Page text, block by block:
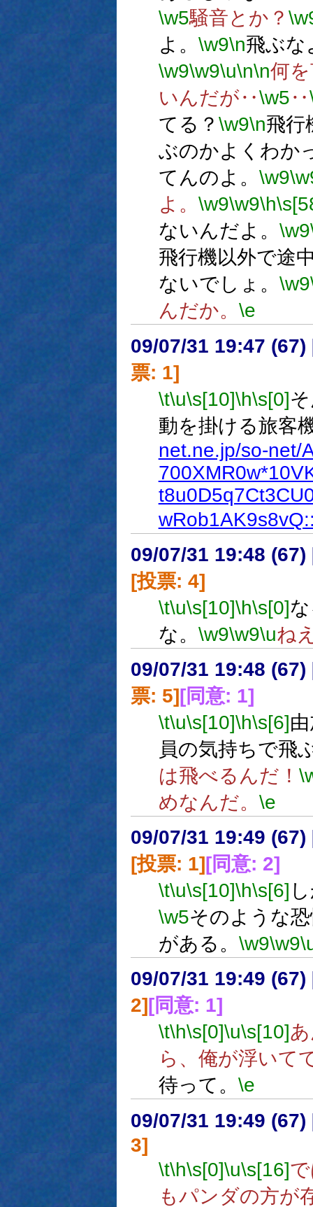
\w5騒音とか？
よ。 \w9\n飛ぶな
\w9\w9\u\n\n何
いんだが‥\w5‥
てる？ \w9\n飛行
ぶのかよくわか
てんのよ。 \w9
よ。 \w9\w9\h
ないんだよ。 \w9
飛行機以外で途
ないでしょ。 \w9
んだか。 \e
09/07/31 19:47 (67)
票: 1]
\t\u\s[10]\h\s[0]
動を掛ける旅客
net.ne.jp/so-net/
09/07/31 19:48 (67)
[投票: 4]
\t\u\s[10]\h\s[0]
な。 \w9\w9\uね
09/07/31 19:48 (67)
票: 5][同意: 1]
\t\u\s[10]\h\s[6]
員の気持ちで飛
は飛べるんだ！
めなんだ。 \e
09/07/31 19:49 (67)
[投票: 1][同意: 2]
\t\u\s[10]\h\s[6]
\w5そのような
がある。 \w9\w9
09/07/31 19:49 (67)
2] [同意: 1]
\t\h\s[0]\u\s[10]
ら、俺が浮いて
待って。 \e
09/07/31 19:49 (67)
3]
\t\h\s[0]\u\s[16]
もパンダの方が